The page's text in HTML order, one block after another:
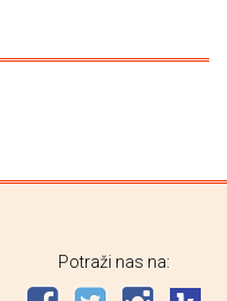
Potraži nas na: